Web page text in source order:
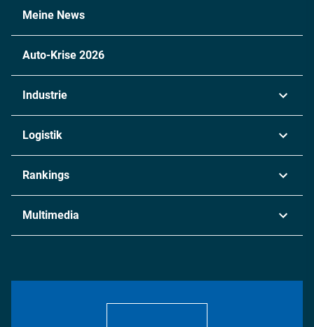
Meine News
Auto-Krise 2026
Industrie
Chemie
Metall
Energie
Logistik
Rankings
Multimedia